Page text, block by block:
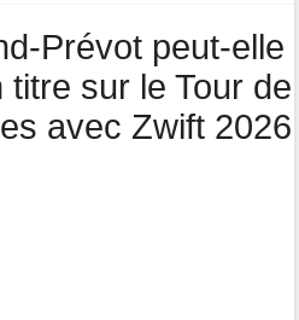
Prévot peut-elle
sur le Tour de
avec Zwift 2026